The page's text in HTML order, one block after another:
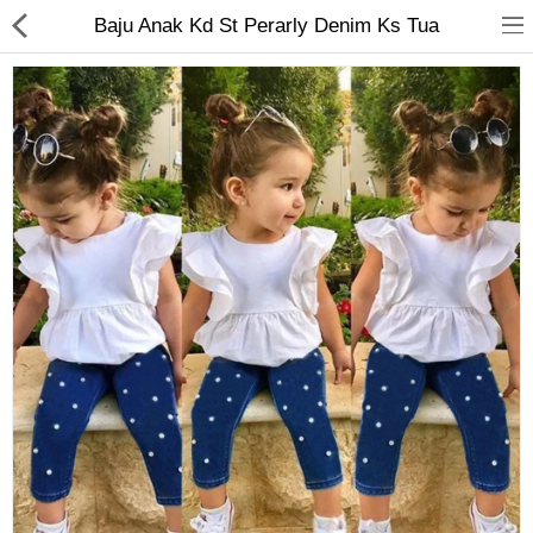
Jam Tangan
Kacamata
Kecantikan
Kesehatan
Mainan
Makanan & Minuman
Pakaian Anak
Baju Anak Kd St Perarly Denim Ks Tua